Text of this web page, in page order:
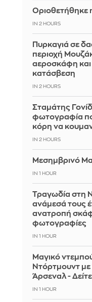
Οριοθετήθηκε
IN 2 HOURS
Πυρκαγιά σε
περιοχή
αεροσκάφη και
κατάσβεση
IN 2 HOURS
Σταμάτης
φωτογραφία
κόρη να
IN 2 HOURS
Μεσημβρινό
IN 1 HOUR
Τραγωδία στη
ανάμεσά τους
ανατροπή
φωτογραφίες
IN 1 HOUR
Μαγικό
Ντόρτμουντ
Άρσεναλ -
IN 1 HOUR